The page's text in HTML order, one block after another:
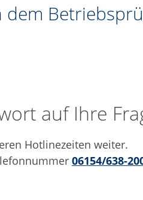
auf Ihre
Hotlinezeiten weiter.
06154/638-